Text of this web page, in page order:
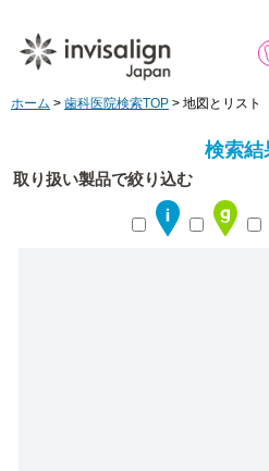
ホーム > 歯科医院検索TOP > 地図とリスト
検索結
取り扱い製品で絞り込む